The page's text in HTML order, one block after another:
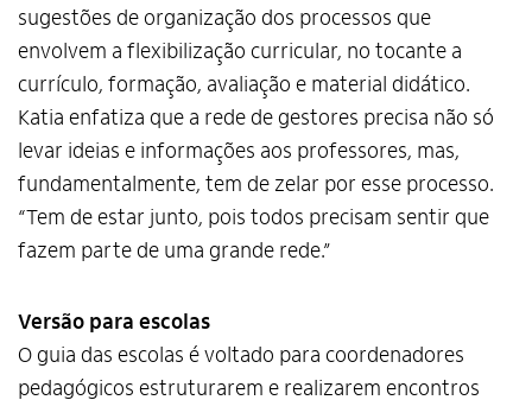
sugestões de organização dos processos que
envolvem a flexibilização curricular, no tocante a
currículo, formação, avaliação e material didático.
Katia enfatiza que a rede de gestores precisa não só
levar ideias e informações aos professores, mas,
fundamentalmente, tem de zelar por esse processo.
“Tem de estar junto, pois todos precisam sentir que
fazem parte de uma grande rede.”
Versão para escolas
O guia das escolas é voltado para coordenadores
pedagógicos estruturarem e realizarem encontros